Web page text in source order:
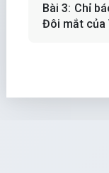
Bài 3: Chỉ
Đôi mắt của